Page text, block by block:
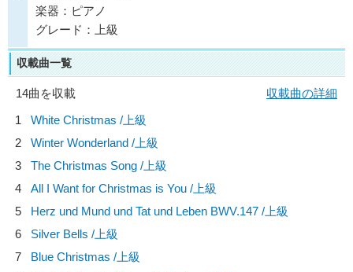
楽器：ピアノ
グレード：上級
収載曲一覧
14曲を収載
収載曲の詳細
1
White Christmas /上級
2
Winter Wonderland /上級
3
The Christmas Song /上級
4
All I Want for Christmas is You /上級
5
Herz und Mund und Tat und Leben BWV.147 /上級
6
Silver Bells /上級
7
Blue Christmas /上級